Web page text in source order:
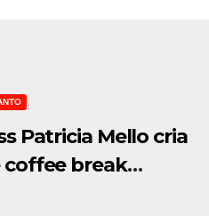
Patricia Mello cria
coffee break
eventos